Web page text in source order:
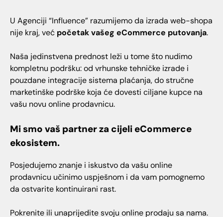
U Agenciji “Influence” razumijemo da izrada web-shopa
nije kraj, već početak vašeg eCommerce putovanja.
Naša jedinstvena prednost leži u tome što nudimo
kompletnu podršku: od vrhunske tehničke izrade i
pouzdane integracije sistema plaćanja, do stručne
marketinške podrške koja će dovesti ciljane kupce na
vašu novu online prodavnicu.
Mi smo vaš partner za cijeli eCommerce
ekosistem.
Posjedujemo znanje i iskustvo da vašu online
prodavnicu učinimo uspješnom i da vam pomognemo
da ostvarite kontinuirani rast.
Pokrenite ili unaprijedite svoju online prodaju sa nama.